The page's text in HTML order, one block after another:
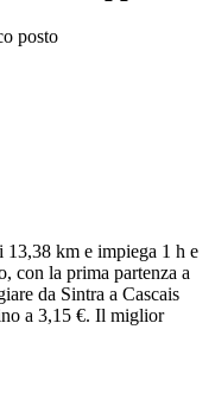
posto
13,38 km e impiega 1 h e
con la prima partenza a
da Sintra a Cascais
a 3,15 €. Il miglior